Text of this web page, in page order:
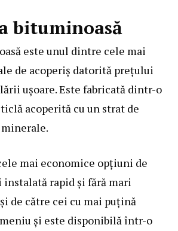
bituminoasă
este unul dintre cele mai
de acoperiș datorită prețului
ușoare. Este fabricată dintr-o
acoperită cu un strat de
mai economice opțiuni de
instalată rapid și fără mari
de către cei cu mai puțină
și este disponibilă într-o